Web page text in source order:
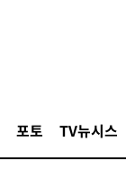
포토 TV뉴시스